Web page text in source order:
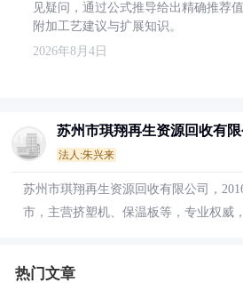
见疑问，通过公式推导给出精确推荐
附加工艺建议与扩展知识。
2026年8月4日
苏州市琪翔再生资源回收有限
法人:朱兴来
苏州市琪翔再生资源回收有限公司，
市，主营挤塑机、保温板等，专业权威
热门文章